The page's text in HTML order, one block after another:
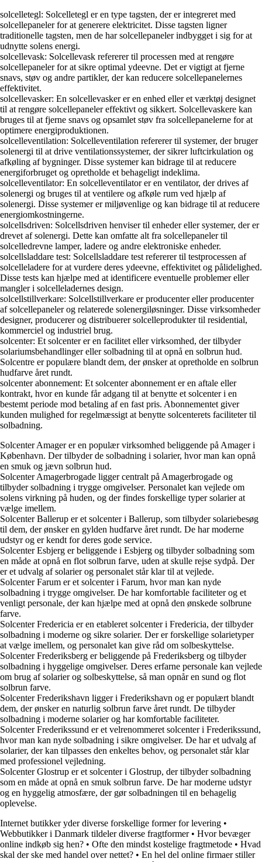
solcelletegl: Solcelletegl er en type tagsten, der er integreret med
solcellepaneler for at generere elektricitet. Disse tagsten ligner
traditionelle tagsten, men de har solcellepaneler indbygget i sig for at
udnytte solens energi.
solcellevask: Solcellevask refererer til processen med at rengøre
solcellepaneler for at sikre optimal ydeevne. Det er vigtigt at fjerne
snavs, støv og andre partikler, der kan reducere solcellepanelernes
effektivitet.
solcellevasker: En solcellevasker er en enhed eller et værktøj designet
til at rengøre solcellepaneler effektivt og sikkert. Solcellevaskere kan
bruges til at fjerne snavs og opsamlet støv fra solcellepanelerne for at
optimere energiproduktionen.
solcelleventilation: Solcelleventilation refererer til systemer, der bruger
solenergi til at drive ventilationssystemer, der sikrer luftcirkulation og
afkøling af bygninger. Disse systemer kan bidrage til at reducere
energiforbruget og opretholde et behageligt indeklima.
solcelleventilator: En solcelleventilator er en ventilator, der drives af
solenergi og bruges til at ventilere og afkøle rum ved hjælp af
solenergi. Disse systemer er miljøvenlige og kan bidrage til at reducere
energiomkostningerne.
solcellsdriven: Solcellsdriven henviser til enheder eller systemer, der er
drevet af solenergi. Dette kan omfatte alt fra solcellepaneler til
solcelledrevne lamper, ladere og andre elektroniske enheder.
solcellsladdare test: Solcellsladdare test refererer til testprocessen af
solcelleladere for at vurdere deres ydeevne, effektivitet og pålidelighed.
Disse tests kan hjælpe med at identificere eventuelle problemer eller
mangler i solcelleladernes design.
solcellstillverkare: Solcellstillverkare er producenter eller producenter
af solcellepaneler og relaterede solenergiløsninger. Disse virksomheder
designer, producerer og distribuerer solcelleprodukter til residential,
kommerciel og industriel brug.
solcenter: Et solcenter er en facilitet eller virksomhed, der tilbyder
solariumsbehandlinger eller solbadning til at opnå en solbrun hud.
Solcentre er populære blandt dem, der ønsker at opretholde en solbrun
hudfarve året rundt.
solcenter abonnement: Et solcenter abonnement er en aftale eller
kontrakt, hvor en kunde får adgang til at benytte et solcenter i en
bestemt periode mod betaling af en fast pris. Abonnementet giver
kunden mulighed for regelmæssigt at benytte solcenterets faciliteter til
solbadning.
Solcenter Amager er en populær virksomhed beliggende på Amager i
København. Der tilbyder de solbadning i solarier, hvor man kan opnå
en smuk og jævn solbrun hud.
Solcenter Amagerbrogade ligger centralt på Amagerbrogade og
tilbyder solbadning i trygge omgivelser. Personalet kan vejlede om
solens virkning på huden, og der findes forskellige typer solarier at
vælge imellem.
Solcenter Ballerup er et solcenter i Ballerup, som tilbyder solariebesøg
til dem, der ønsker en gylden hudfarve året rundt. De har moderne
udstyr og er kendt for deres gode service.
Solcenter Esbjerg er beliggende i Esbjerg og tilbyder solbadning som
en måde at opnå en flot solbrun farve, uden at skulle rejse sydpå. Der
er et udvalg af solarier og personalet står klar til at vejlede.
Solcenter Farum er et solcenter i Farum, hvor man kan nyde
solbadning i trygge omgivelser. De har komfortable faciliteter og et
venligt personale, der kan hjælpe med at opnå den ønskede solbrune
farve.
Solcenter Fredericia er en etableret solcenter i Fredericia, der tilbyder
solbadning i moderne og sikre solarier. Der er forskellige solarietyper
at vælge imellem, og personalet kan give råd om solbeskyttelse.
Solcenter Frederiksberg er beliggende på Frederiksberg og tilbyder
solbadning i hyggelige omgivelser. Deres erfarne personale kan vejlede
om brug af solarier og solbeskyttelse, så man opnår en sund og flot
solbrun farve.
Solcenter Frederikshavn ligger i Frederikshavn og er populært blandt
dem, der ønsker en naturlig solbrun farve året rundt. De tilbyder
solbadning i moderne solarier og har komfortable faciliteter.
Solcenter Frederikssund er et velrenommeret solcenter i Frederikssund,
hvor man kan nyde solbadning i sikre omgivelser. De har et udvalg af
solarier, der kan tilpasses den enkeltes behov, og personalet står klar
med professionel vejledning.
Solcenter Glostrup er et solcenter i Glostrup, der tilbyder solbadning
som en måde at opnå en smuk solbrun farve. De har moderne udstyr
og en hyggelig atmosfære, der gør solbadningen til en behagelig
oplevelse.
Internet butikker yder diverse forskellige former for levering •
Webbutikker i Danmark tildeler diverse fragtformer• Hvor bevæger
online indkøb sig hen? • Ofte den mindst kostelige fragtmetode • Hvad
skal der ske med handel over nettet? • En hel del online firmaer stiller